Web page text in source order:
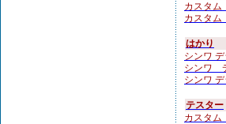
カスタ
カスタ
はかり
シンワ
シンワ
シンワ
テスター
カスタ